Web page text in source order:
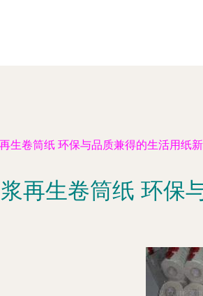
生卷筒纸 环保与品质兼得的生活用纸
再生卷筒纸 环保